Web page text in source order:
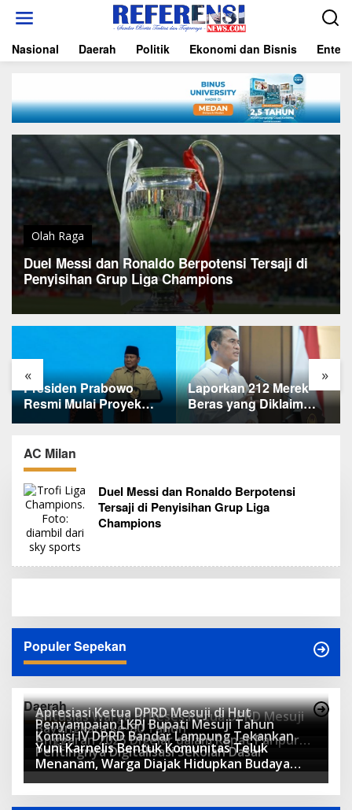
t
Nasional Daerah Politik Ekonomi dan Bisnis
Olah Raga
Duel Messi dan Ronaldo Berpotensi Tersaji di
Penyisihan Grup Liga Champions
« »
Laporkan 212 Merek
Beras yang Diklaim
Bermasalah, Mentan
Telepon Kapolri dan
Jaksa Agung
Terungkap, Ternyata Ini
Alasan Basarnas
Evakuasi Juliana
AC Milan
Duel Messi dan Ronaldo Berpotensi
Tersaji di Penyisihan Grup Liga
Champions
Populer Sepekan
Daerah
Antusias Warga di Reses Ketua DPRD Mesuji
Apresiasi Ketua DPRD Mesuji di Hut
Bayangkara ke-80 Tahun
Penyampaian LKPJ Bupati Mesuji Tahun
Anggaran 2025 Digelar dalam Rapat Paripurna
DPRD
Komisi IV DPRD Bandar Lampung Tekankan
Pentingnya Digitalisasi Sekolah Dasar
Yuni Karnelis Bentuk Komunitas Teluk
Menanam, Warga Diajak Hidupkan Budaya
Tanam